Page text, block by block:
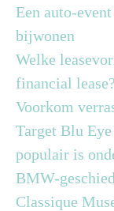
Een auto-
bijwonen
Welke
financial lease?
Voorkom
Target Blu
populair is
BMW-
Classique